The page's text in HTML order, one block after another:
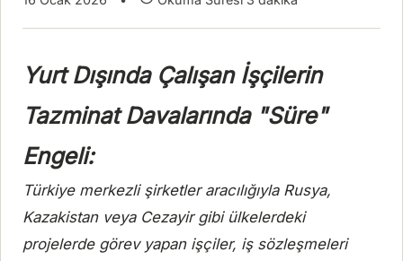
Yurt Dışında Çalışan İşçilerin
Tazminat Davalarında "Süre"
Engeli:
Türkiye merkezli şirketler aracılığıyla Rusya,
Kazakistan veya Cezayir gibi ülkelerdeki
projelerde görev yapan işçiler, iş sözleşmeleri